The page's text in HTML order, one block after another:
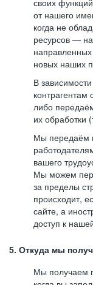
своих
от нашего
когда не
ресурсов —
новых наших
В
либо
их обработки
Мы передаём
вашего
Мы можем
за пределы
происходит,
сайте, а
доступ к
5. Откуда мы
Мы получаем